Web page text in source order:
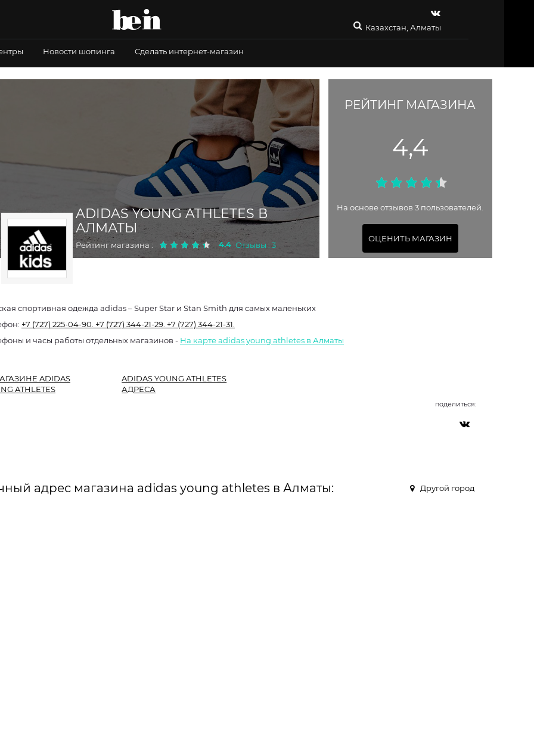
Казахстан, Алматы
Новости шопинга Сделать интернет-магазин
ADIDAS YOUNG ATHLETES В
АЛМАТЫ
Рейтинг магазина : 4.4 Отзывы : 3
РЕЙТИНГ МАГАЗИНА
4,4
На основе отзывов 3 пользователей.
ОЦЕНИТЬ МАГАЗИН
спортивная одежда adidas – Super Star и Stan Smith для самых маленьких
+7 (727) 225-04-90. +7 (727) 344-21-29. +7 (727) 344-21-31.
и часы работы отдельных магазинов - На карте adidas young athletes в Алматы
ADIDAS
ATHLETES
ADIDAS YOUNG ATHLETES
АДРЕСА
поделиться:
адрес магазина adidas young athletes в Алматы: Другой город